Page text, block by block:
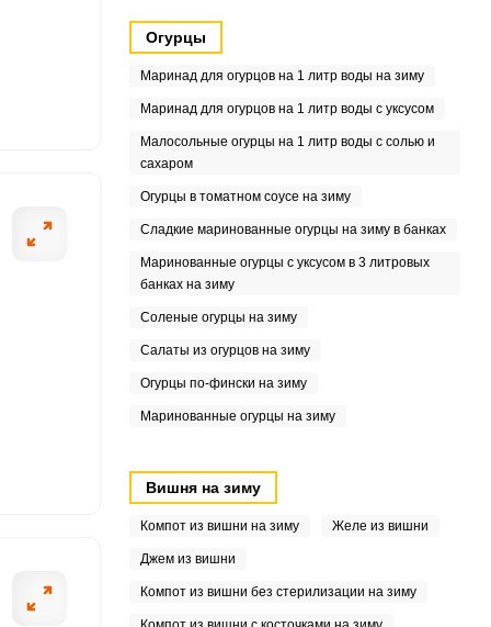
Огурцы
Маринад для огурцов на 1 литр воды на зиму
Маринад для огурцов на 1 литр воды с уксусом
Малосольные огурцы на 1 литр воды с солью и
сахаром
Огурцы в томатном соусе на зиму
Сладкие маринованные огурцы на зиму в банках
Маринованные огурцы с уксусом в 3 литровых
банках на зиму
Соленые огурцы на зиму
Салаты из огурцов на зиму
Огурцы по-фински на зиму
Маринованные огурцы на зиму
Вишня на зиму
Компот из вишни на зиму Желе из вишни
Джем из вишни
Компот из вишни без стерилизации на зиму